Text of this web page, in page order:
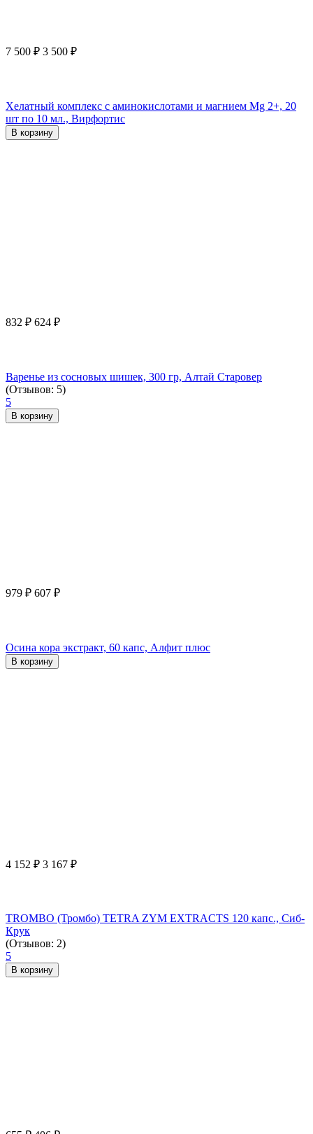
7 500 ₽ 3 500 ₽
Хелатный комплекс с аминокислотами и магнием Mg 2+, 20
шт по 10 мл., Вирфортис
В корзину
832 ₽ 624 ₽
Варенье из сосновых шишек, 300 гр, Алтай Старовер
(Отзывов: 5)
5
В корзину
979 ₽ 607 ₽
Осина кора экстракт, 60 капс, Алфит плюс
В корзину
4 152 ₽ 3 167 ₽
TROMBO (Тромбо) TETRA ZYM EXTRACTS 120 капс., Сиб-
Крук
(Отзывов: 2)
5
В корзину